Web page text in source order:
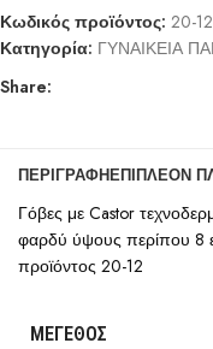
Κωδικός προϊόντος: 20-12
Κατηγορία: ΓΥΝΑΙΚΕΙΑ
Share:
ΠΕΡΙΓΡΑΦΉΕΠΙΠΛΈΟΝ
Γόβες με Castor
φαρδύ ύψους περίπου 8
προϊόντος 20-12
ΜΈΓΕΘΟΣ